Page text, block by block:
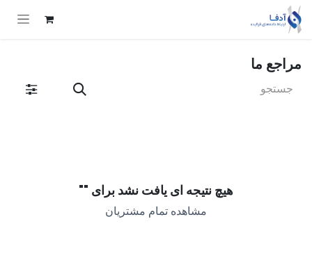
Skip to Content
مراجع ما
هیچ نتیجه ای یافت نشد برای ""
مشاهده تمام مشتریان